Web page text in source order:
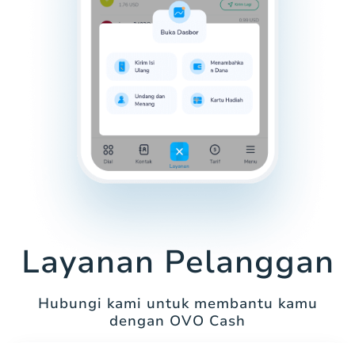
Layanan Pelanggan
Hubungi kami untuk membantu kamu
dengan OVO Cash